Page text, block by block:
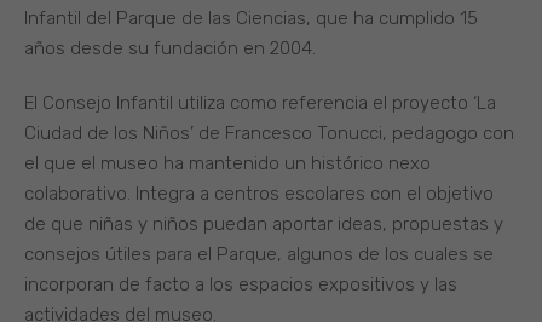
Infantil del Parque de las Ciencias, que ha cumplido 15
años desde su fundación en 2004.
El Consejo Infantil utiliza como referencia el proyecto ‘La
Ciudad de los Niños’ de Francesco Tonucci, pedagogo con
el que el museo ha mantenido un histórico nexo
colaborativo. Integra a centros escolares con el objetivo
de que niñas y niños puedan aportar ideas, propuestas y
consejos útiles para el Parque, algunos de los cuales se
incorporan de facto a los espacios expositivos y las
actividades del museo.